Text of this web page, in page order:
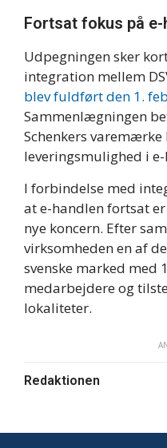
Fortsat fokus på e-
Udpegningen sker
integration mellem
blev fuldført den 1.
Sammenlægningen
Schenkers varemærke
leveringsmulighed i
I forbindelse med
at e-handlen fortsat
nye koncern. Efter
virksomheden en af
svenske marked med
medarbejdere og
lokaliteter.
Redaktionen